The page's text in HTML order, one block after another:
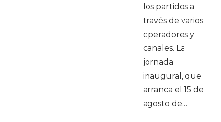
los partidos a
través de varios
operadores y
canales. La
jornada
inaugural, que
arranca el 15 de
agosto de…